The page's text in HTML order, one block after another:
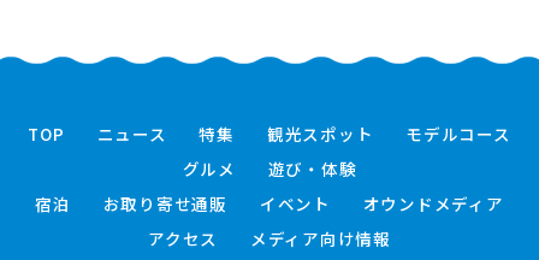
TOP ニュース 特集 観光スポット
モデルコース
グルメ
遊び・体験
宿泊
お取り寄せ通販 イベント
オウンドメディア
アクセス
メディア向け情報